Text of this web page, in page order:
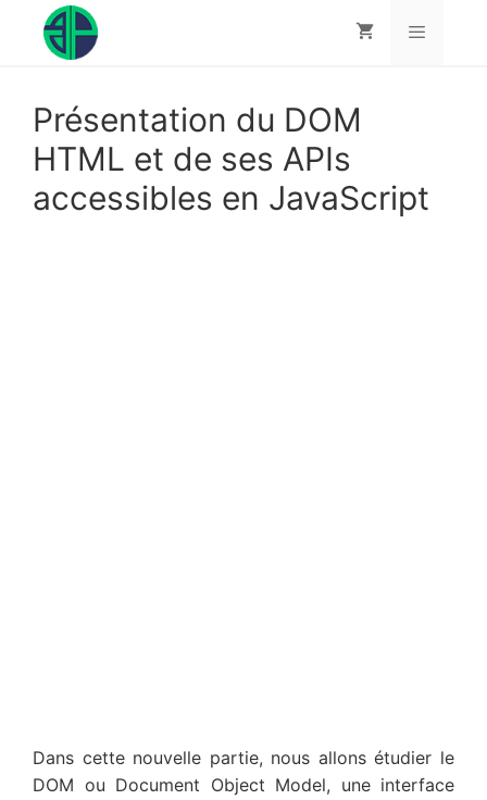
contenu
Présentation du DOM
HTML et de ses APIs
accessibles en JavaScript
Dans cette nouvelle partie, nous allons étudier le
DOM ou Document Object Model, une interface